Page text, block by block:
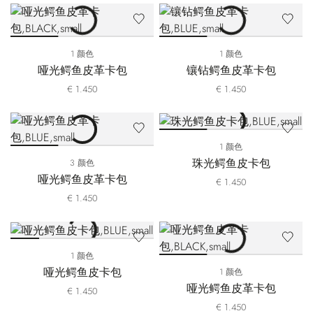
1 颜色
哑光鳄鱼皮革卡包
€ 1.450
1 颜色
镶钻鳄鱼皮革卡包
€ 1.450
3 颜色
哑光鳄鱼皮革卡包
€ 1.450
1 颜色
珠光鳄鱼皮卡包
€ 1.450
1 颜色
哑光鳄鱼皮卡包
€ 1.450
1 颜色
哑光鳄鱼皮革卡包
€ 1.450